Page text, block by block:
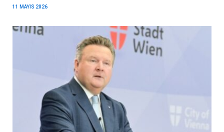
11 MAYIS 2026